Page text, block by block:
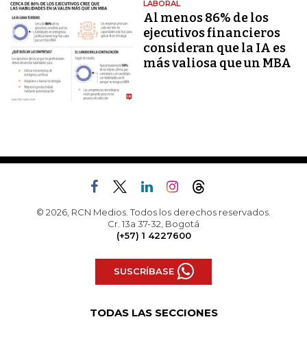
LABORAL
Al menos 86% de los
ejecutivos financieros
consideran que la IA es
más valiosa que un MBA
© 2026, RCN Medios. Todos los derechos reservados.
Cr. 13a 37-32, Bogotá
(+57) 1 4227600
SUSCRÍBASE
TODAS LAS SECCIONES